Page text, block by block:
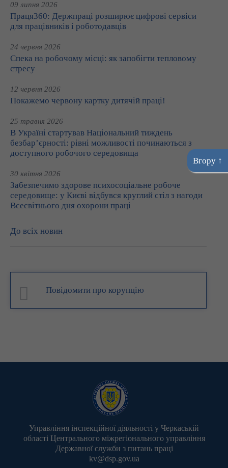
09 липня 2026
Праця360: Держпраці розширює цифрові сервіси
для працівників і роботодавців
24 червня 2026
Спека на робочому місці: як запобігти тепловому
стресу
12 червня 2026
Покажемо червону картку дитячій праці!
25 травня 2026
В Україні стартував Національний тиждень
безбар’єрності: рівні можливості починаються з
доступного робочого середовища
30 квітня 2026
Забезпечимо здорове психосоціальне робоче
середовище: у Києві відбувся круглий стіл з нагоди
Всесвітнього дня охорони праці
До всіх новин
Повідомити про корупцію
Управління інспекційної діяльності у Черкаській
області Центрального міжрегіонального управління
Державної служби з питань праці
kv@dsp.gov.ua
Вгору ↑